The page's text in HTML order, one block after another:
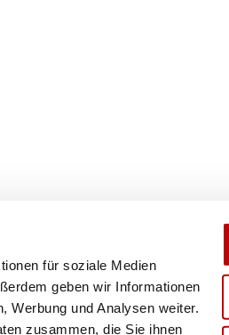
für soziale Medien
geben wir Informationen
Werbung und Analysen weiter.
zusammen, die Sie ihnen